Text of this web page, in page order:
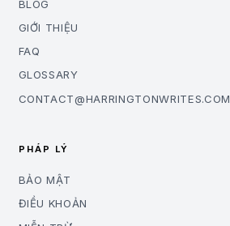
BLOG
GIỚI THIỆU
FAQ
GLOSSARY
CONTACT@HARRINGTONWRITES.COM
PHÁP LÝ
BẢO MẬT
ĐIỀU KHOẢN